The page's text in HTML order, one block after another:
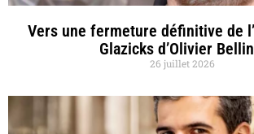
Vers une fermeture définitive de
Glazicks d’Olivier
26 juillet 2026